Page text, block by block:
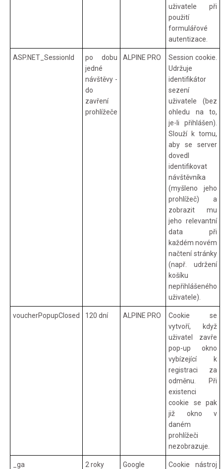
uživatele při
použití
formulářové
autentizace.
ASP.NET_SessionId
po dobu
jedné
návštěvy -
do
zavření
prohlížeče
ALPINE PRO
Session cookie.
Udržuje
identifikátor
sezení
uživatele (bez
ohledu na to,
je-li přihlášen).
Slouží k tomu,
aby se server
dovedl
identifikovat
návštěvníka
(myšleno jeho
prohlížeč) a
zobrazit mu
jeho relevantní
data při
každém novém
načtení stránky
(např. udržení
košíku
nepřihlášeného
uživatele).
voucherPopupClosed 120 dní ALPINE PRO
Cookie se
vytvoří, když
uživatel zavře
pop-up okno
vybízející k
registraci za
odměnu. Při
existenci
cookie se pak
již okno v
daném
prohlížeči
nezobrazuje.
_ga 2 roky Google
Cookie nástroj